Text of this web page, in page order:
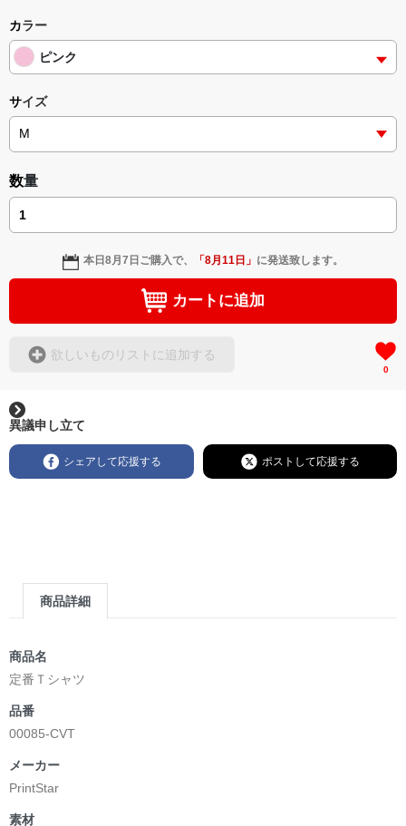
カラー
ピンク
サイズ
数量
本日8月7日 ご購入で、 「8月11日 」 に発送致します。
カートに追加
欲しいものリストに追加する
0
異議申し立て
シェアして応援する ポストして応援する
商品詳細
商品名
定番Ｔシャツ
品番
00085-CVT
メーカー
PrintStar
素材